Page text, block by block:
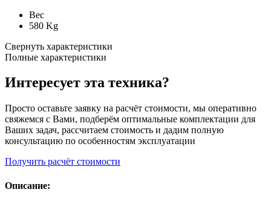
Вес
580 Kg
Свернуть характеристики
Полные характеристики
Интересует эта техника?
Просто оставьте заявку на расчёт стоимости, мы оперативно
свяжемся с Вами, подберём оптимальные комплектации для
Ваших задач, рассчитаем стоимость и дадим полную
консультацию по особенностям эксплуатации
Получить расчёт стоимости
Описание: